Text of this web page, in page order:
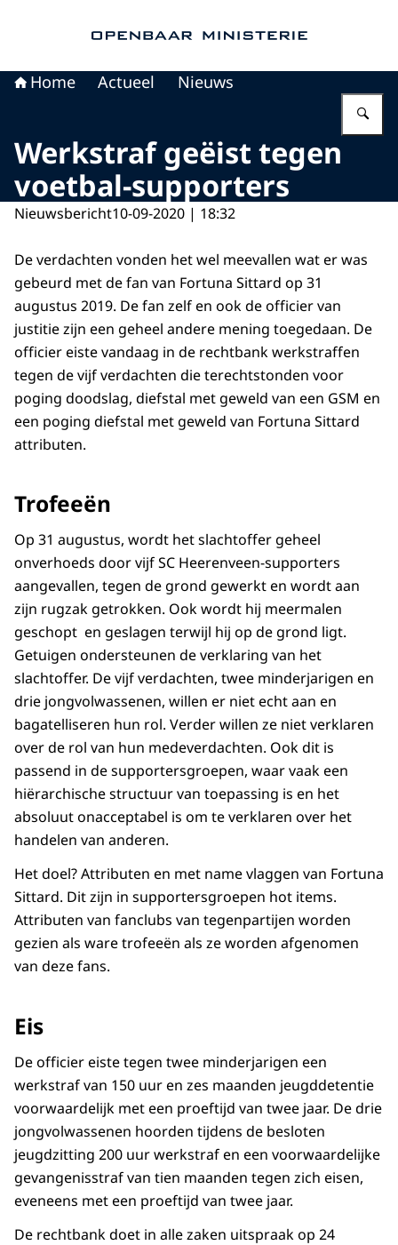
Home Actueel Nieuws
Werkstraf geëist tegen
voetbal-supporters
Nieuwsbericht10-09-2020 | 18:32
De verdachten vonden het wel meevallen wat er was
gebeurd met de fan van Fortuna Sittard op 31
augustus 2019. De fan zelf en ook de officier van
justitie zijn een geheel andere mening toegedaan. De
officier eiste vandaag in de rechtbank werkstraffen
tegen de vijf verdachten die terechtstonden voor
poging doodslag, diefstal met geweld van een GSM en
een poging diefstal met geweld van Fortuna Sittard
attributen.
Trofeeën
Op 31 augustus, wordt het slachtoffer geheel
onverhoeds door vijf SC Heerenveen-supporters
aangevallen, tegen de grond gewerkt en wordt aan
zijn rugzak getrokken. Ook wordt hij meermalen
geschopt en geslagen terwijl hij op de grond ligt.
Getuigen ondersteunen de verklaring van het
slachtoffer. De vijf verdachten, twee minderjarigen en
drie jongvolwassenen, willen er niet echt aan en
bagatelliseren hun rol. Verder willen ze niet verklaren
over de rol van hun medeverdachten. Ook dit is
passend in de supportersgroepen, waar vaak een
hiërarchische structuur van toepassing is en het
absoluut onacceptabel is om te verklaren over het
handelen van anderen.
Het doel? Attributen en met name vlaggen van Fortuna
Sittard. Dit zijn in supportersgroepen hot items.
Attributen van fanclubs van tegenpartijen worden
gezien als ware trofeeën als ze worden afgenomen
van deze fans.
Eis
De officier eiste tegen twee minderjarigen een
werkstraf van 150 uur en zes maanden jeugddetentie
voorwaardelijk met een proeftijd van twee jaar. De drie
jongvolwassenen hoorden tijdens de besloten
jeugdzitting 200 uur werkstraf en een voorwaardelijke
gevangenisstraf van tien maanden tegen zich eisen,
eveneens met een proeftijd van twee jaar.
De rechtbank doet in alle zaken uitspraak op 24